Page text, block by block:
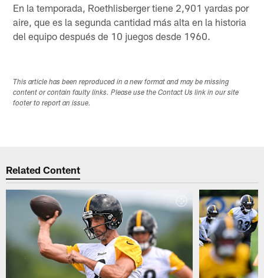
En la temporada, Roethlisberger tiene 2,901 yardas por
aire, que es la segunda cantidad más alta en la historia
del equipo después de 10 juegos desde 1960.
This article has been reproduced in a new format and may be missing
content or contain faulty links. Please use the Contact Us link in our site
footer to report an issue.
Related Content